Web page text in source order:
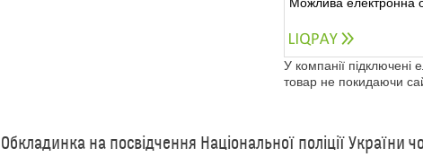
У компанії підключені
товар не покидаючи
Обкладинка на посвідчення Національної поліції України